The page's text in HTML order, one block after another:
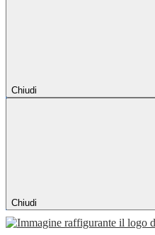
Chiudi
Chiudi